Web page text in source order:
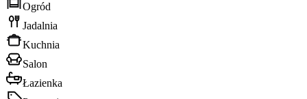
Ogród
Jadalnia
Kuchnia
Salon
Łazienka